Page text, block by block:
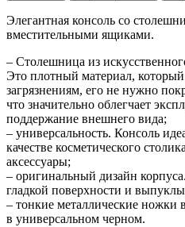
Элегантная консоль со
вместительными ящиками.
– Столешница из
Это плотный материал,
загрязнениям, его не нужно
что значительно облегчает
поддержание внешнего вида;
– универсальность. Консоль
качестве косметического
аксессуары;
– оригинальный дизайн
гладкой поверхности и
– тонкие металлические ножки
в универсальном черном.